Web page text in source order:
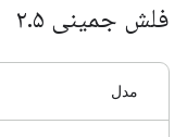
فلش جمینی ۲.۵
مدل